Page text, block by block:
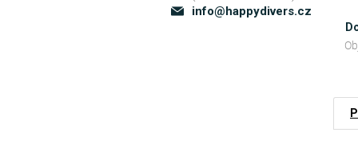
info@ happydivers.cz